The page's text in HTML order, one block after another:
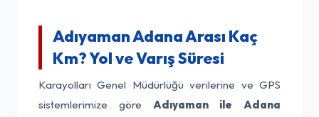
Adıyaman Adana Arası Kaç
Km? Yol ve Varış Süresi
Karayolları Genel Müdürlüğü verilerine ve GPS
sistemlerimize göre Adıyaman ile Adana